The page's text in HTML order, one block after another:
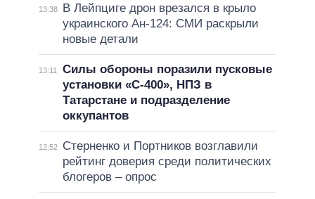
13:38
В Лейпциге дрон врезался в крыло
украинского Ан-124: СМИ раскрыли
новые детали
13:11
Силы обороны поразили пусковые
установки «С-400», НПЗ в
Татарстане и подразделение
оккупантов
12:52
Стерненко и Портников возглавили
рейтинг доверия среди политических
блогеров – опрос